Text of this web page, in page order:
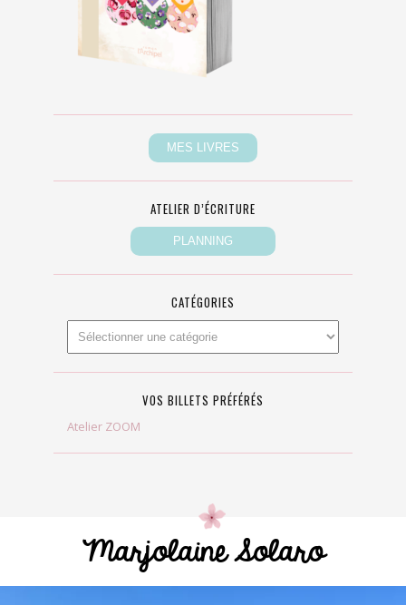
ATELIER D’ÉCRITURE
CATÉGORIES
VOS BILLETS PRÉFÉRÉS
Atelier ZOOM
Marjolaine Solaro